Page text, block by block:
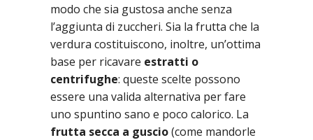
modo che sia gustosa anche senza
l’aggiunta di zuccheri. Sia la frutta che la
verdura costituiscono, inoltre, un’ottima
base per ricavare estratti o
centrifughe: queste scelte possono
essere una valida alternativa per fare
uno spuntino sano e poco calorico. La
frutta secca a guscio(come mandorle